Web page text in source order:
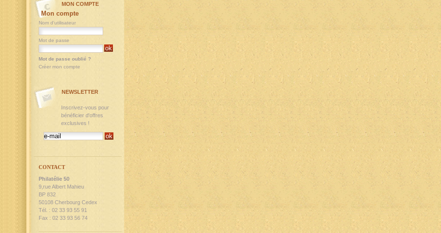
MON COMPTE
Mon compte
Nom d'utilisateur
Mot de passe
Mot de passe oublié ?
Créer mon compte
NEWSLETTER
Inscrivez-vous pour
bénéficier d'offres
exclusives !
CONTACT
Philatélie 50
9,rue Albert Mahieu
BP 832
50108 Cherbourg Cedex
Tél. : 02 33 93 55 91
Fax : 02 33 93 56 74